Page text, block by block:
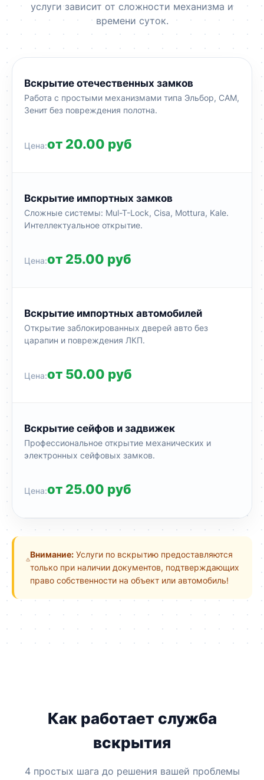
услуги зависит от сложности механизма и
времени суток.
Вскрытие отечественных замков
Работа с простыми механизмами типа Эльбор, САМ,
Зенит без повреждения полотна.
от 20.00 руб
Вскрытие импортных замков
Сложные системы: Mul-T-Lock, Cisa, Mottura, Kale.
Интеллектуальное открытие.
от 25.00 руб
Вскрытие импортных автомобилей
Открытие заблокированных дверей авто без
царапин и повреждения ЛКП.
от 50.00 руб
Вскрытие сейфов и задвижек
Профессиональное открытие механических и
электронных сейфовых замков.
от 25.00 руб
Внимание:Услуги по вскрытию предоставляются
только при наличии документов, подтверждающих
право собственности на объект или автомобиль!
Как работает служба
вскрытия
4 простых шага до решения вашей проблемы